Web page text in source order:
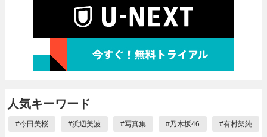
人気キーワード
#今田美桜 #浜辺美波 #写真集 #乃木坂46 #有村架純